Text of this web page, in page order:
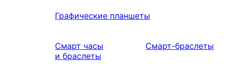
Графические планшеты
Смарт часы
и браслеты
Смарт-браслеты